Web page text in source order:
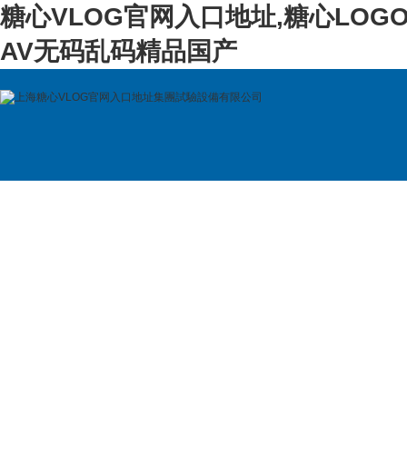
糖心VLOG官网入口地址,糖心
AV无码乱码精品国产